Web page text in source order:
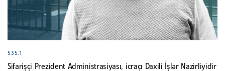
535.1
Sifarişçi Prezident Administrasiyası, icraçı Daxili İşlər Nazirliyidir